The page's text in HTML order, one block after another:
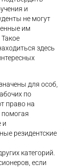
и
не могут
им
здесь
для особ,
по
право на
помогая
и
резидентские
категорий.
если